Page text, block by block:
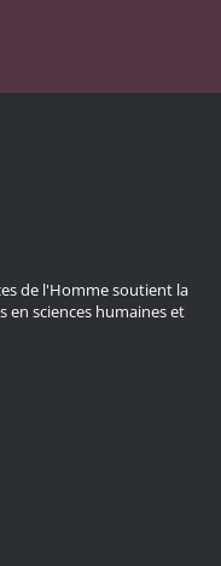
de l'Homme soutient la
en sciences humaines et